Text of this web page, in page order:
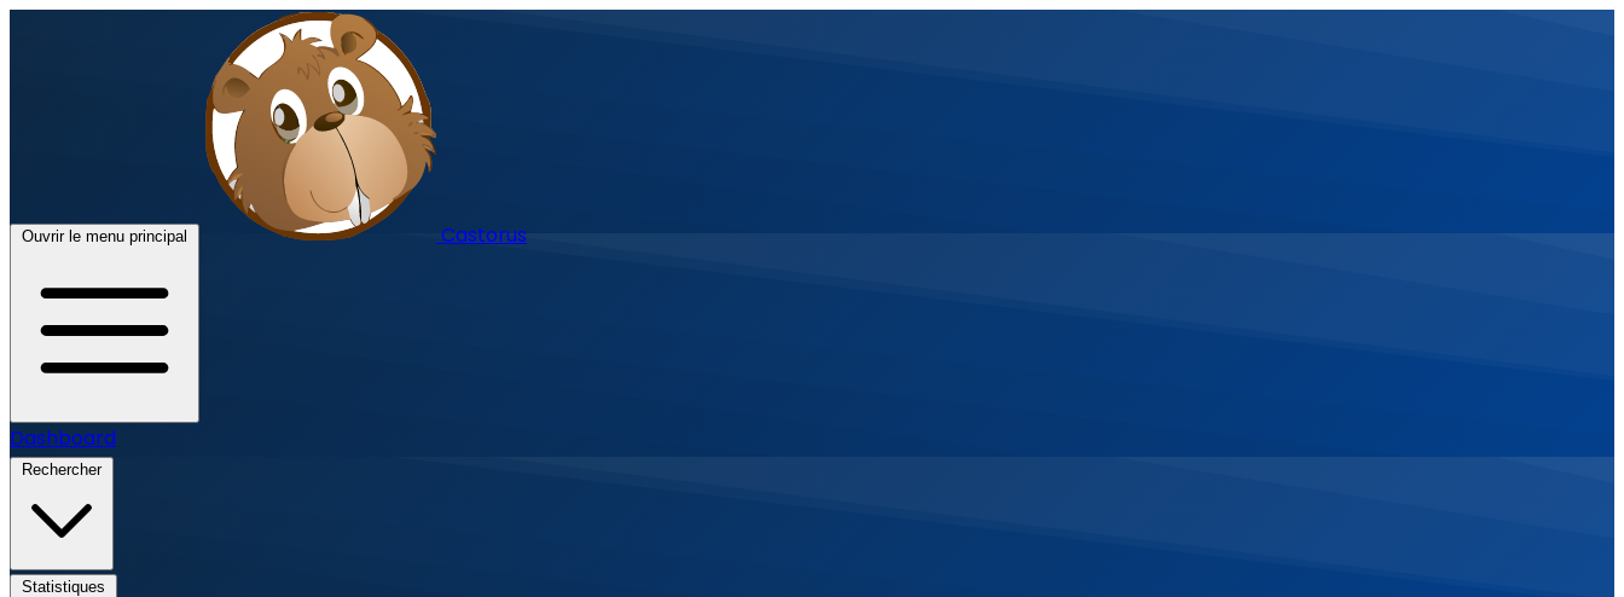
Ouvrir le menu principal Castorus
Dashboard
Rechercher
Statistiques